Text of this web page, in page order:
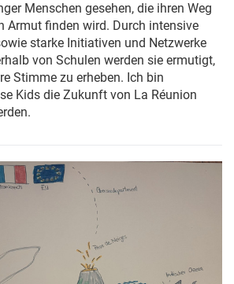
Menschen gesehen, die ihren Weg
Armut finden wird. Durch intensive
starke Initiativen und Netzwerke
von Schulen werden sie ermutigt,
Stimme zu erheben. Ich bin
Kids die Zukunft von La Réunion